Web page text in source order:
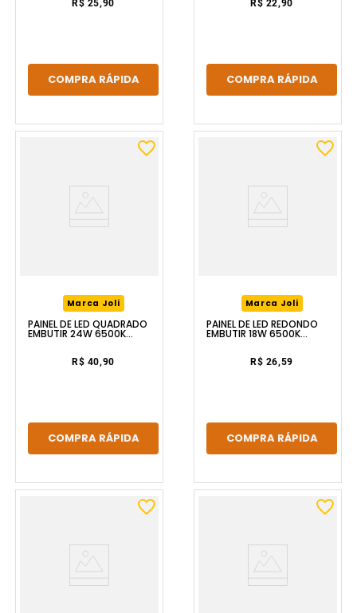
R$ 25,90
COMPRA RÁPIDA
R$ 22,90
COMPRA RÁPIDA
Marca Joli
PAINEL DE LED QUADRADO
EMBUTIR 24W 6500K
R$ 40,90
COMPRA RÁPIDA
Marca Joli
PAINEL DE LED REDONDO
EMBUTIR 18W 6500K
R$ 26,59
COMPRA RÁPIDA